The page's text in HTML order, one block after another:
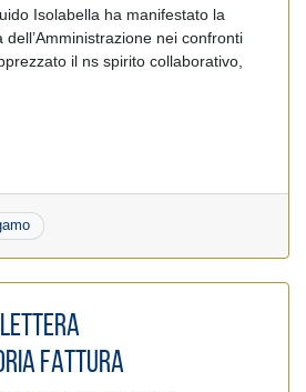
Isolabella ha manifestato la
dell’Amministrazione nei confronti
il ns spirito collaborativo,
FATTURA